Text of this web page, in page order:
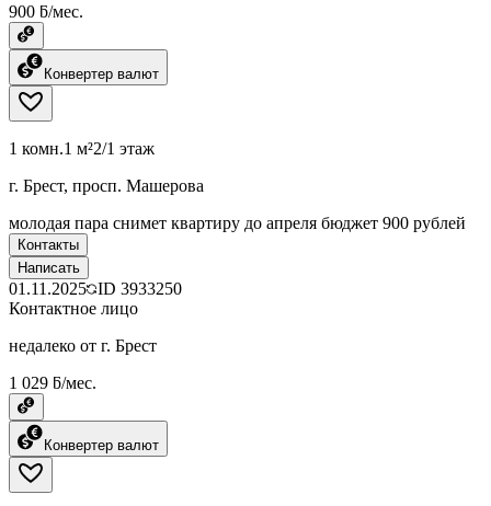
900 ƃ/мес.
Конвертер валют
1 комн.1 м²2/1 этаж
г. Брест, просп. Машерова
молодая пара снимет квартиру до апреля бюджет 900 рублей
Контакты
Написать
01.11.2025 ID 3933250
Контактное лицо
недалеко от г. Брест
1 029 ƃ/мес.
Конвертер валют